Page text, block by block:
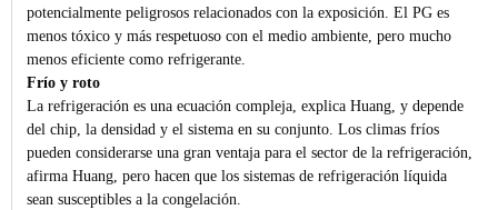
potencialmente peligrosos relacionados con la exposición. El PG es
menos tóxico y más respetuoso con el medio ambiente, pero mucho
menos eficiente como refrigerante.
Frío y roto
La refrigeración es una ecuación compleja, explica Huang, y depende
del chip, la densidad y el sistema en su conjunto. Los climas fríos
pueden considerarse una gran ventaja para el sector de la refrigeración,
afirma Huang, pero hacen que los sistemas de refrigeración líquida
sean susceptibles a la congelación.